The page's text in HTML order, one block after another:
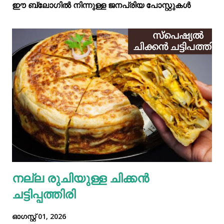
ഈ ബ്ലോഗിൽ നിന്നുള്ള ജനപ്രിയ പോസ്റ്റുകള്‍‌
നല്ല രുചിയുള്ള ചിക്കൻ
ചട്ടിപ്പത്തിരി
ഓഗസ്റ്റ് 01, 2026